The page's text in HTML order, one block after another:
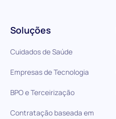
Soluções
Cuidados de Saúde
Empresas de Tecnologia
BPO e Terceirização
Contratação baseada em